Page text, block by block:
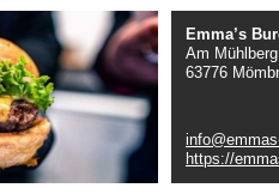
Emma’s
Am
63776
https://